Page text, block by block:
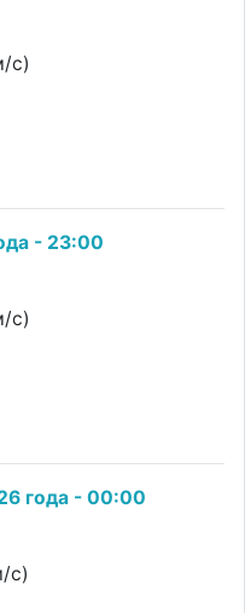
с)
- 23:00
с)
года - 00:00
с)